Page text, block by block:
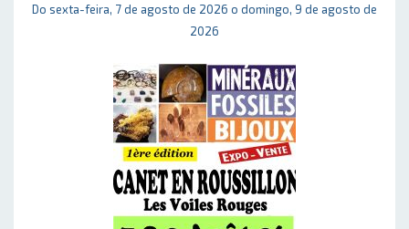
Do sexta-feira, 7 de agosto de 2026 o domingo, 9 de agosto de
2026